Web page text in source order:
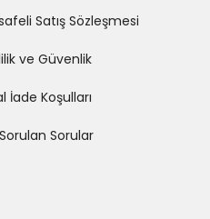
Satış Sözleşmesi
ve Güvenlik
İade Koşulları
Sorulan Sorular